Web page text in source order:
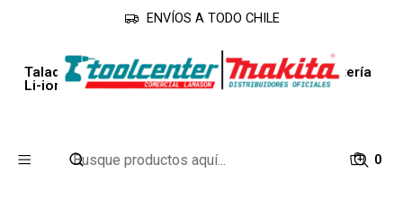
0
ENVÍOS A TODO CHILE
Inicio Línea Industrial
Taladros
Taladro Angular 10 Mm 12v Max 0-800rpm / 2 Batería
Li-ion 1.3 Ah + Cargador